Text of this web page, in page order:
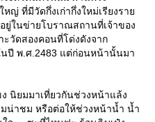
ญ่ ที่มีวัดกึ่งเก่ากึ่งใหม่เรียงรา
ในข่ายโบราณสถานที่เจ้าของ
ะวัดสองคอนที่โด่งดังจาก
ปี พ.ศ.2483 แต่ก่อนหน้านั้นมา
นิยมมาเที่ยวกันช่วงหน้าแล้ง
น่าชม หรือต่อให้ช่วงหน้าน้ำ น้ำ